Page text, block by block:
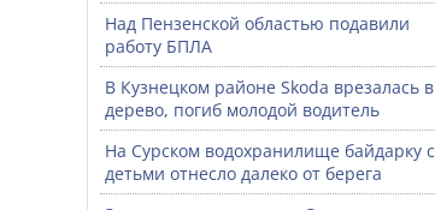
Над Пензенской областью подавили
работу БПЛА
В Кузнецком районе Skoda врезалась в
дерево, погиб молодой водитель
На Сурском водохранилище байдарку с
детьми отнесло далеко от берега